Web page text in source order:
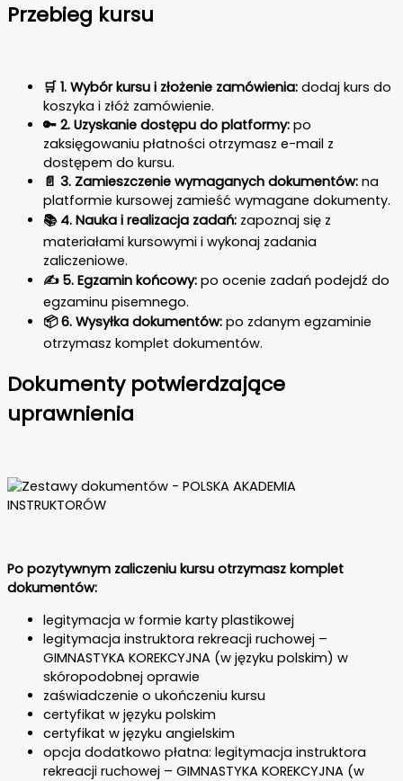
Przebieg kursu
🛒 1. Wybór kursu i złożenie zamówienia: dodaj kurs do
koszyka i złóż zamówienie.
🔑 2. Uzyskanie dostępu do platformy: po
zaksięgowaniu płatności otrzymasz e-mail z
dostępem do kursu.
📄 3. Zamieszczenie wymaganych dokumentów: na
platformie kursowej zamieść wymagane dokumenty.
📚 4. Nauka i realizacja zadań: zapoznaj się z
materiałami kursowymi i wykonaj zadania
zaliczeniowe.
✍️ 5. Egzamin końcowy: po ocenie zadań podejdź do
egzaminu pisemnego.
📦 6. Wysyłka dokumentów: po zdanym egzaminie
otrzymasz komplet dokumentów.
Dokumenty potwierdzające
uprawnienia
Po pozytywnym zaliczeniu kursu otrzymasz komplet
dokumentów:
legitymacja w formie karty plastikowej
legitymacja instruktora rekreacji ruchowej –
GIMNASTYKA KOREKCYJNA (w języku polskim) w
skóropodobnej oprawie
zaświadczenie o ukończeniu kursu
certyfikat w języku polskim
certyfikat w języku angielskim
opcja dodatkowo płatna: legitymacja instruktora
rekreacji ruchowej – GIMNASTYKA KOREKCYJNA (w